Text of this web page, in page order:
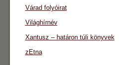
Várad folyóirat
Világhírnév
Xantusz – határon túli könyvek
zEtna